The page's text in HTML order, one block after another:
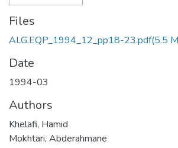
Files
ALG.EQP_1994_12_pp18-23.pdf(5.5
Date
1994-03
Authors
Khelafi, Hamid
Mokhtari, Abderahmane